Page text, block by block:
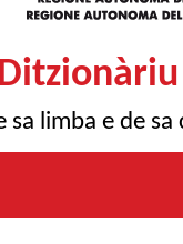
sa limba e de